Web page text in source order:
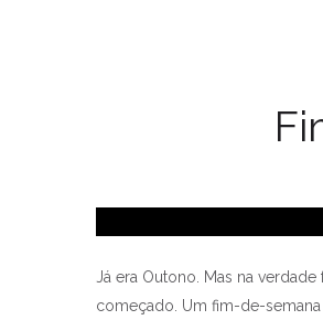
Já era Outono. Mas na
começado. Um fim-de-